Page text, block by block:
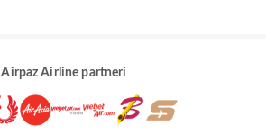
Airpaz Airline partneri